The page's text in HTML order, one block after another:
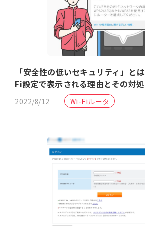
「安全性の低いセキュリティ」と
Fi設定で表示される理由とその対
2022/8/12 Wi-Fiルータ